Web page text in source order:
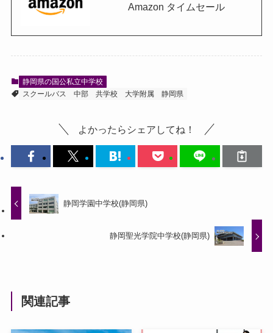
Amazon タイムセール
静岡県の国公私立中学校
スクールバス
中部 共学校 大学附属 静岡県
よかったらシェアしてね！
静岡学園中学校(静岡県)
静岡聖光学院中学校(静岡県)
関連記事